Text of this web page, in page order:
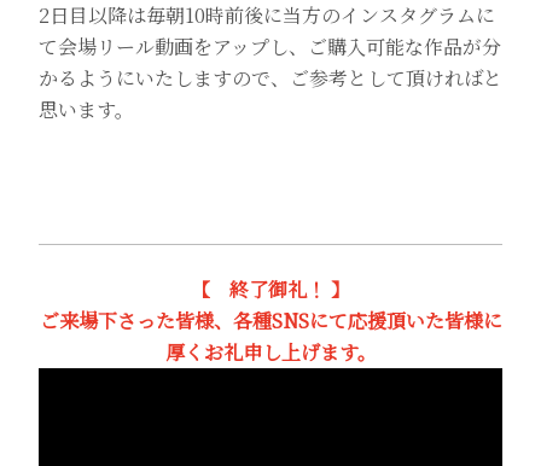
2日目以降は毎朝10時前後に当方のインスタグラムに
て会場リール動画をアップし、ご購入可能な作品が分
かるようにいたしますので、ご参考として頂ければと
思います。
【 終了御礼！ 】
ご来場下さった皆様、各種SNSにて応援頂いた皆様に
厚くお礼申し上げます。